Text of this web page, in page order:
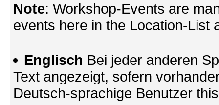
Note: Workshop-Events are
events here in the Location-List
Englisch Bei jeder anderen
Text angezeigt, sofern
Deutsch-sprachige Benutzer